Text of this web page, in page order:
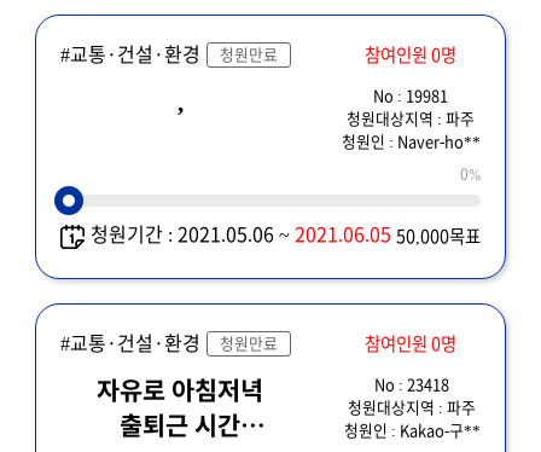
#교통·건설·환경 청원만료 참여인원 0명
,
No : 19981
청원대상지역 : 파주
청원인 : Naver-ho**
0%
청원기간 : 2021.05.06 ~2021.06.05 50,000목표
#교통·건설·환경 청원만료 참여인원 0명
자유로 아침저녁
출퇴근 시간
No : 23418
청원대상지역 : 파주
청원인 : Kakao-구**